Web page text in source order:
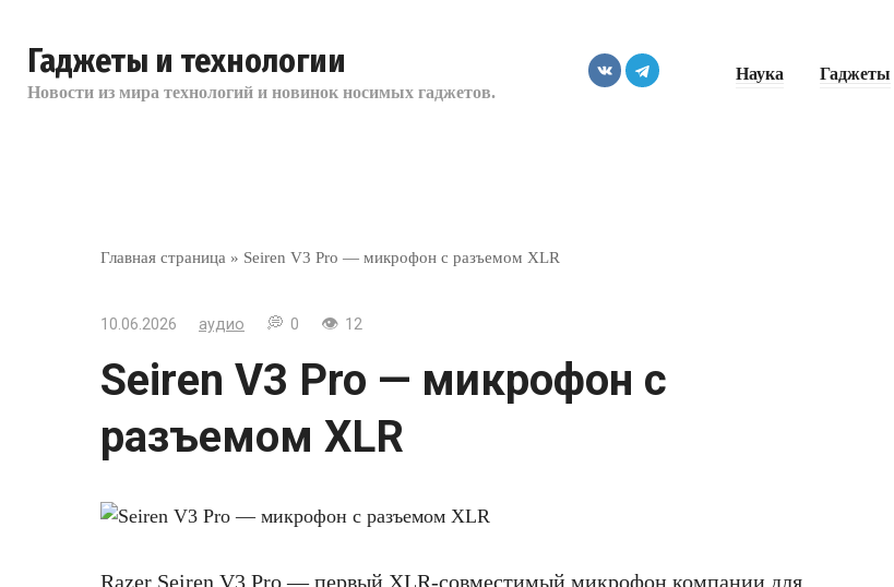
контенту
Гаджеты и технологии
Новости из мира технологий и новинок носимых гаджетов.
Наука Гаджеты
Главная страница » Seiren V3 Pro — микрофон с разъемом XLR
10.06.2026 аудио 0 12
Seiren V3 Pro — микрофон с
разъемом XLR
Razer Seiren V3 Pro — первый XLR-совместимый микрофон компании для